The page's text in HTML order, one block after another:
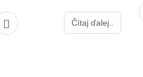
Čítaj ďalej..